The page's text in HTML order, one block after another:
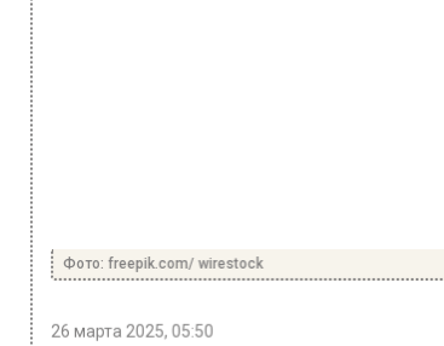
Фото: freepik.com/ wirestock
26 марта 2025, 05:50